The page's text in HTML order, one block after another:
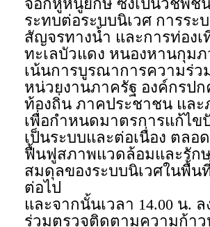
จอกหูหนูยักษ์ ซึ่งเป็นวัชพืช
ระทบต่อระบบนิเวศ การระ
สัญจรทางน้ำ และการท่อง
ทะเลบัวแดง หนองหานกุม
เน้นการบูรณาการความร่ว
หน่วยงานภาครัฐ องค์กรป
ท้องถิ่น ภาคประชาชน และ
เพื่อกำหนดมาตรการแก้ไข
เป็นระบบและต่อเนื่อง ตลอ
ฟื้นฟูสภาพแวดล้อมและรัก
สมดุลของระบบนิเวศในพื้น
ต่อไป
และจากนั้นเวลา 14.00 น.
ร่วมตรวจติดตามความก้า